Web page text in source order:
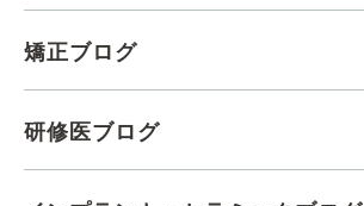
矯正ブログ
研修医ブログ